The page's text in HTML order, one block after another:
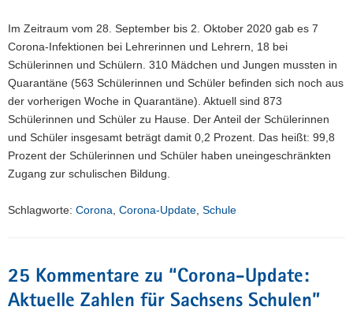
Im Zeitraum vom 28. September bis 2. Oktober 2020 gab es 7
Corona-Infektionen bei Lehrerinnen und Lehrern, 18 bei
Schülerinnen und Schülern. 310 Mädchen und Jungen mussten in
Quarantäne (563 Schülerinnen und Schüler befinden sich noch aus
der vorherigen Woche in Quarantäne). Aktuell sind 873
Schülerinnen und Schüler zu Hause. Der Anteil der Schülerinnen
und Schüler insgesamt beträgt damit 0,2 Prozent. Das heißt: 99,8
Prozent der Schülerinnen und Schüler haben uneingeschränkten
Zugang zur schulischen Bildung.
Schlagworte: Corona Corona-Update Schule
25 Kommentare zu “Corona-Update:
Aktuelle Zahlen für Sachsens Schulen”